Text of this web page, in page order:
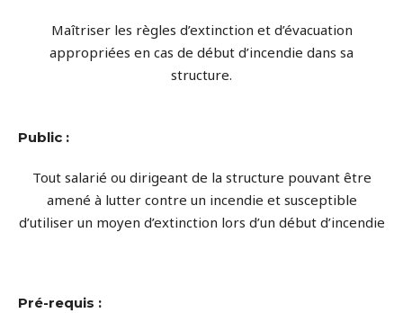
Maîtriser les règles d’extinction et d’évacuation
appropriées en cas de début d’incendie dans sa
structure.
Public :
Tout salarié ou dirigeant de la structure pouvant être
amené à lutter contre un incendie et susceptible
d’utiliser un moyen d’extinction lors d’un début d’incendie
Pré-requis :